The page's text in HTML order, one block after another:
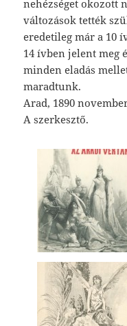
nehézséget okozott
változások tették
eredetileg már a 10
14 ívben jelent meg
minden eladás
maradtunk.
Arad, 1890
A szerkesztő.